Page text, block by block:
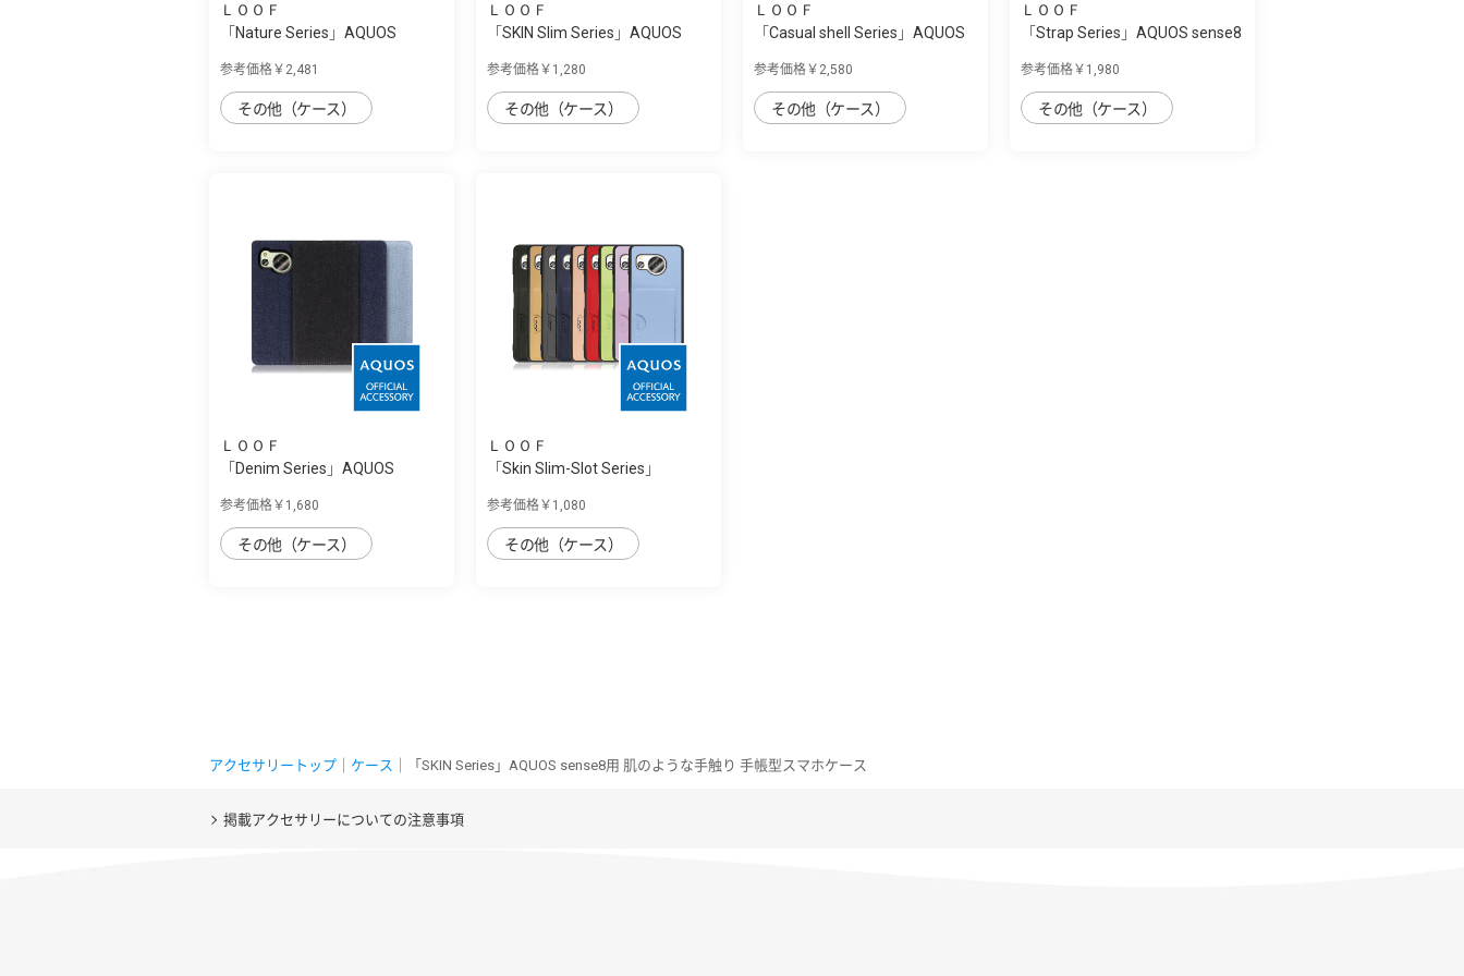
ＬＯＯＦ
「Nature Series」AQUOS
参考価格￥2,481
その他（ケース）
ＬＯＯＦ
「SKIN Slim Series」AQUOS
参考価格￥1,280
その他（ケース）
ＬＯＯＦ
「Casual shell Series」AQUOS
参考価格￥2,580
その他（ケース）
ＬＯＯＦ
「Strap Series」AQUOS sense8
参考価格￥1,980
その他（ケース）
ＬＯＯＦ
「Denim Series」AQUOS
参考価格￥1,680
その他（ケース）
ＬＯＯＦ
「Skin Slim-Slot Series」
参考価格￥1,080
その他（ケース）
アクセサリートップ ケース ｜「SKIN Series」AQUOS sense8用 肌のような手触り 手帳型スマホケース
掲載アクセサリーについての注意事項